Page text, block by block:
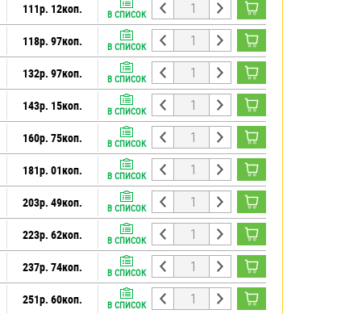
111р. 12коп. В СПИСОК
118р. 97коп. В СПИСОК
132р. 97коп. В СПИСОК
143р. 15коп. В СПИСОК
160р. 75коп. В СПИСОК
181р. 01коп. В СПИСОК
203р. 49коп. В СПИСОК
223р. 62коп. В СПИСОК
237р. 74коп. В СПИСОК
251р. 60коп. В СПИСОК